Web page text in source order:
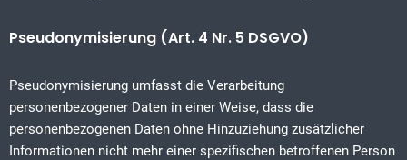
Pseudonymisierung (Art. 4 Nr. 5 DSGVO)
Pseudonymisierung umfasst die Verarbeitung
personenbezogener Daten in einer Weise, dass die
personenbezogenen Daten ohne Hinzuziehung zusätzlicher
Informationen nicht mehr einer spezifischen betroffenen Person